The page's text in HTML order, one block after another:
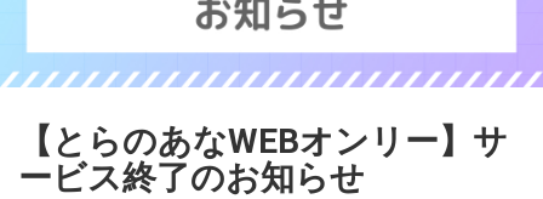
【とらのあなWEBオンリー】サ
ービス終了のお知らせ